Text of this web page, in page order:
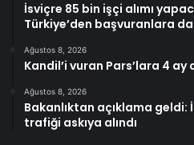
İsviçre 85 bin işçi alımı
Türkiye’den başvuranlara da
Ağustos 8, 2026
Kandil’i vuran Pars’lara 4 ay
Ağustos 8, 2026
Bakanlıktan açıklama geldi:
trafiği askıya alındı